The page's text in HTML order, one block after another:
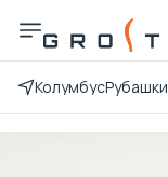
КолумбусРубашки